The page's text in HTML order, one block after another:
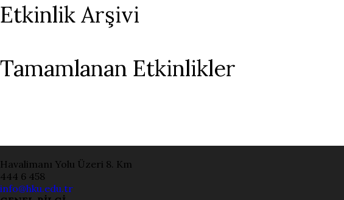
Etkinlik Arşivi
Tamamlanan Etkinlikler
Havalimanı Yolu Üzeri 8. Km
444 6 458
info@hku.edu.tr